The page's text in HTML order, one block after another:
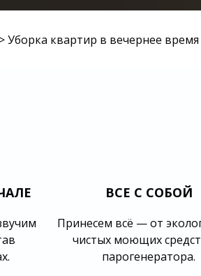
> Уборка квартир в вечернее время
ВСЕ С СОБОЙ
Принесем всё — от
чистых моющих
парогенератора.